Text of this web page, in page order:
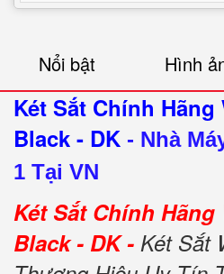
Nổi bật Hình
Két Sắt Chính Hãng
Black - DK - Nhà
1 Tại VN
Két Sắt Chính Hãng
Black - DK - Két Sắt